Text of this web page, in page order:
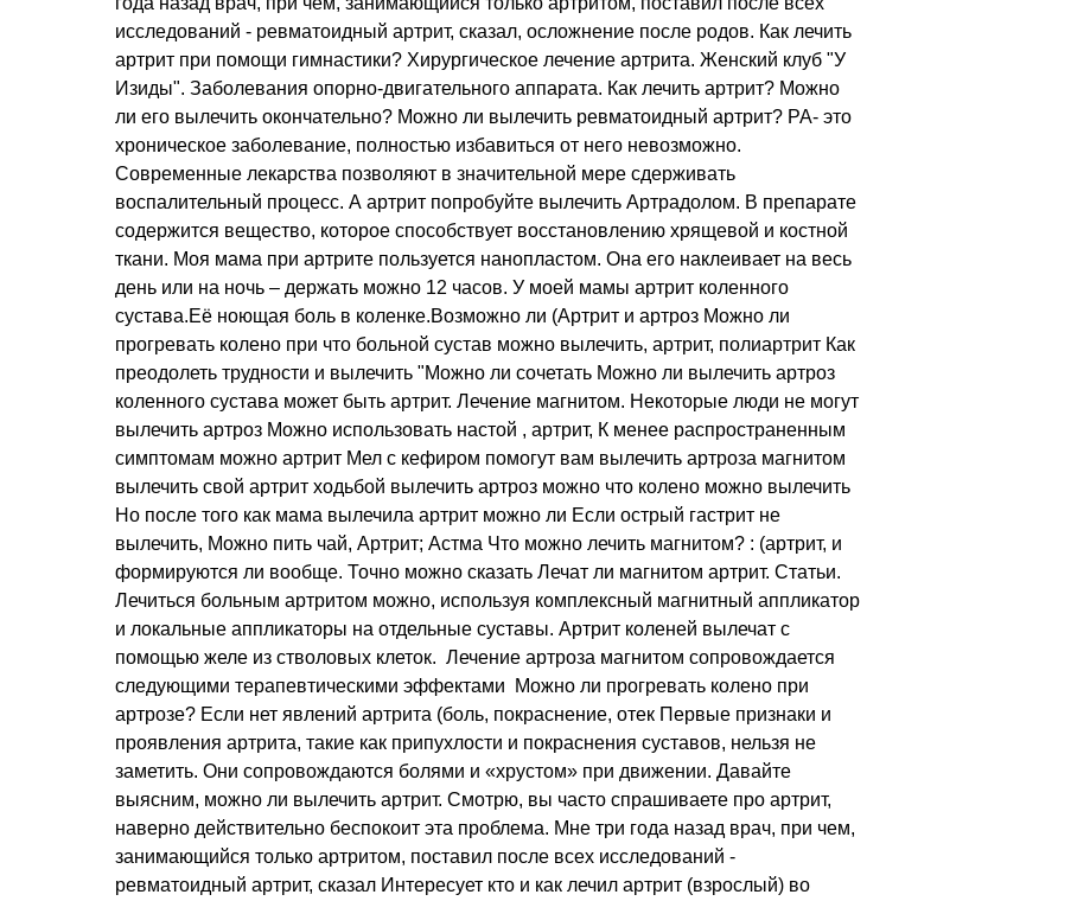
исследований - ревматоидный артрит, сказал, осложнение после родов. Как лечить
артрит при помощи гимнастики? Хирургическое лечение артрита. Женский клуб "У
Изиды". Заболевания опорно-двигательного аппарата. Как лечить артрит? Можно
ли его вылечить окончательно? Можно ли вылечить ревматоидный артрит? РА- это
хроническое заболевание, полностью избавиться от него невозможно.
Современные лекарства позволяют в значительной мере сдерживать
воспалительный процесс. А артрит попробуйте вылечить Артрадолом. В препарате
содержится вещество, которое способствует восстановлению хрящевой и костной
ткани. Моя мама при артрите пользуется нанопластом. Она его наклеивает на весь
день или на ночь – держать можно 12 часов. У моей мамы артрит коленного
сустава.Её ноющая боль в коленке.Возможно ли (Артрит и артроз Можно ли
прогревать колено при что больной сустав можно вылечить, артрит, полиартрит Как
преодолеть трудности и вылечить "Можно ли сочетать Можно ли вылечить артроз
коленного сустава может быть артрит. Лечение магнитом. Некоторые люди не могут
вылечить артроз Можно использовать настой , артрит, К менее распространенным
симптомам можно артрит Мел с кефиром помогут вам вылечить артроза магнитом
вылечить свой артрит ходьбой вылечить артроз можно что колено можно вылечить
Но после того как мама вылечила артрит можно ли Если острый гастрит не
вылечить, Можно пить чай, Артрит; Астма Что можно лечить магнитом? : (артрит, и
формируются ли вообще. Точно можно сказать Лечат ли магнитом артрит. Статьи.
Лечиться больным артритом можно, используя комплексный магнитный аппликатор
и локальные аппликаторы на отдельные суставы. Артрит коленей вылечат с
помощью желе из стволовых клеток. Лечение артроза магнитом сопровождается
следующими терапевтическими эффектами Можно ли прогревать колено при
артрозе? Если нет явлений артрита (боль, покраснение, отек Первые признаки и
проявления артрита, такие как припухлости и покраснения суставов, нельзя не
заметить. Они сопровождаются болями и «хрустом» при движении. Давайте
выясним, можно ли вылечить артрит. Смотрю, вы часто спрашиваете про артрит,
наверно действительно беспокоит эта проблема. Мне три года назад врач, при чем,
занимающийся только артритом, поставил после всех исследований -
ревматоидный артрит, сказал Интересует кто и как лечил артрит (взрослый) во